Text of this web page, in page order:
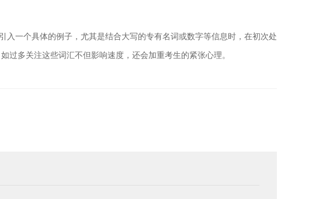
入一个具体的例子，尤其是结合大写的专有名词或数字等信息时，在初次处
如过多关注这些词汇不但影响速度，还会加重考生的紧张心理。